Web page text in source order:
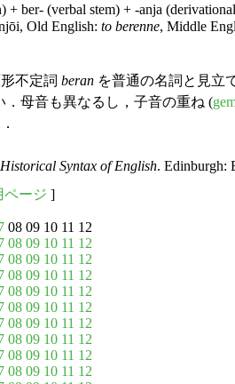
+ ber- (verbal stem) + -anja
Old English: to berenne, Middle
不定詞 beran を普通の名詞と見立
．母音も異なるし，子音の重ね (
Syntax of English. Edinburgh:
ページ ]
08 09 10 11 12
08 09 10 11 12
08 09 10 11 12
08 09 10 11 12
08 09 10 11 12
08 09 10 11 12
08 09 10 11 12
08 09 10 11 12
08 09 10 11 12
08 09 10 11 12